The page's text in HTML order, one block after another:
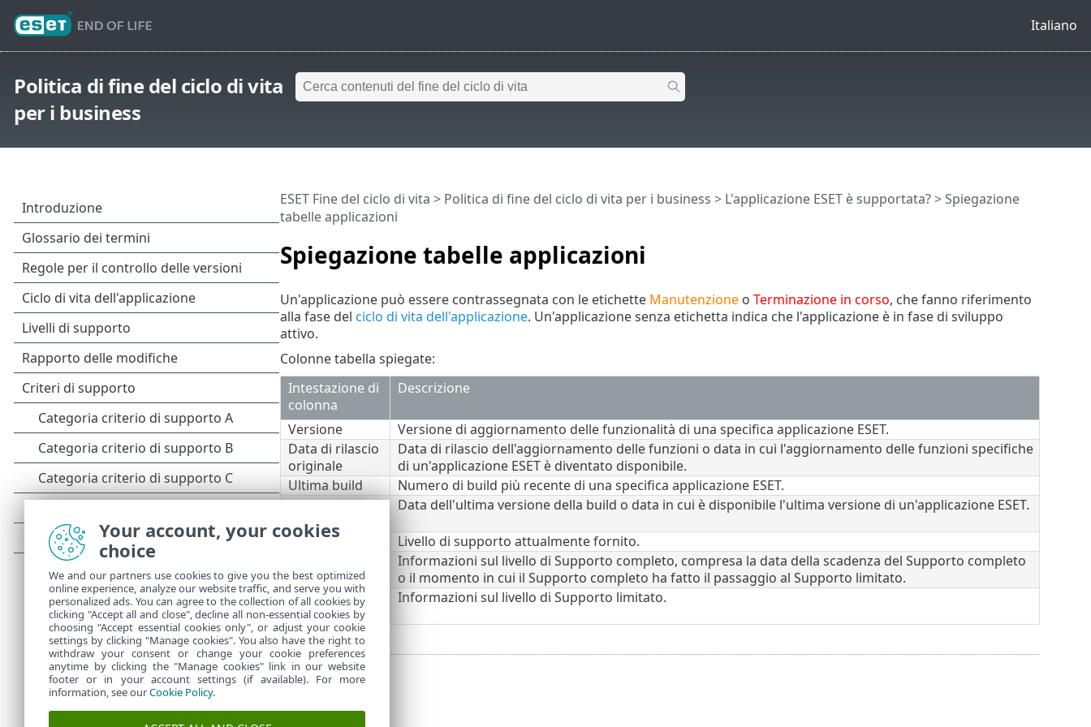
Italiano
Politica di fine del ciclo di vita
per i business
Spiegazione tabelle applicazioni
ESET Fine del ciclo di vita > Politica di fine del ciclo di vita per i business > L'applicazione ESET è supportata?> Spiegazione
tabelle applicazioni
Un'applicazione può essere contrassegnata con le etichette Manutenzioneo Terminazione in corso, che fanno riferimento
alla fase del ciclo di vita dell'applicazione. Un'applicazione senza etichetta indica che l'applicazione è in fase di sviluppo
attivo.
Colonne tabella spiegate:
Intestazione di
colonna
Descrizione
Versione
Versione di aggiornamento delle funzionalità di una specifica applicazione ESET.
Data di rilascio
originale
Data di rilascio dell'aggiornamento delle funzioni o data in cui l'aggiornamento delle funzioni specifiche
di un'applicazione ESET è diventato disponibile.
Ultima build
Numero di build più recente di una specifica applicazione ESET.
Data di rilascio
di ultima build
Data dell'ultima versione della build o data in cui è disponibile l'ultima versione di un'applicazione ESET.
Stato corrente
Livello di supporto attualmente fornito.
completo
Informazioni sul livello di Supporto completo, compresa la data della scadenza del Supporto completo
o il momento in cui il Supporto completo ha fatto il passaggio al Supporto limitato.
Supporto
limitato
Informazioni sul livello di Supporto limitato.
Your account, your cookies
choice
We and our partners use cookies to give you the best optimized
online experience, analyze our website traffic, and serve you with
personalized ads. You can agree to the collection of all cookies by
clicking "Accept all and close", decline all non-essential cookies by
choosing "Accept essential cookies only", or adjust your cookie
settings by clicking "Manage cookies". You also have the right to
withdraw your consent or change your cookie preferences
anytime by clicking the "Manage cookies" link in our website
footer or in your account settings (if available). For more
information, see ourCookie Policy.